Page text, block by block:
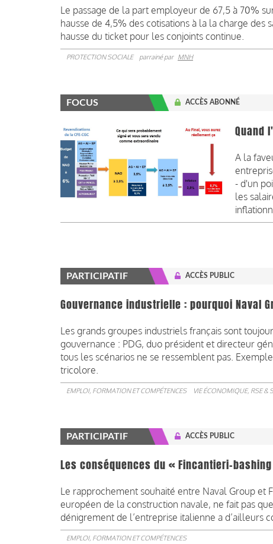
Le passage de la part employeur de 67,5 à 70%
hausse de 4,5% des cotisations à la la charge
hausse du ticket pour les conjoints continue.
PROTECTION SOCIALE parrainé par MNH
FOCUS ACCÈS ABONNÉ
Quand
A la
- d'un
les
PARTICIPATIF ACCÈS PUBLIC
Gouvernance industrielle : pourquoi Naval
Les grands groupes industriels français sont
gouvernance : PDG, duo président et directeur
tous les scénarios ne se ressemblent pas.
tricolore.
EMPLOI, FORMATION ET COMPÉTENCES VIE ÉCONOMIQUE, RSE &
PARTICIPATIF ACCÈS PUBLIC
Les conséquences du « Fincantieri-
Le rapprochement souhaité entre Naval Group et
européen de la construction navale, ne fait pas
dénigrement de l’entreprise italienne a d’ailleurs
EMPLOI, FORMATION ET COMPÉTENCES